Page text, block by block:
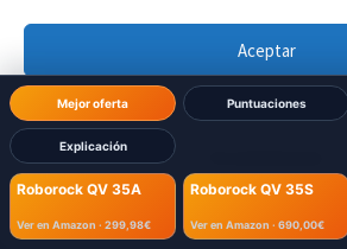
Aceptar
Denegar
Política de cookies Política de Privacidad
Mejor oferta Puntuaciones
Explicación
Roborock QV 35A
Ver en Amazon · 299,98€
Roborock QV 35S
Ver en Amazon · 690,00€
299,98€
Roborock QV 35S
690,00€